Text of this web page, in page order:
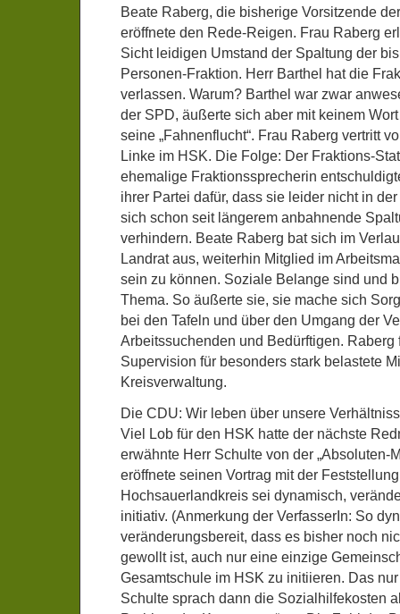
Beate Raberg, die bisherige Vorsitzende
eröffnete den Rede-Reigen. Frau Raberg
Sicht leidigen Umstand der Spaltung der
Personen-Fraktion. Herr Barthel hat die
verlassen. Warum? Barthel war zwar
der SPD, äußerte sich aber mit keinem
seine „Fahnenflucht“. Frau Raberg vertritt
Linke im HSK. Die Folge: Der Fraktions-
ehemalige Fraktionssprecherin
ihrer Partei dafür, dass sie leider nicht in
sich schon seit längerem anbahnende
verhindern. Beate Raberg bat sich im
Landrat aus, weiterhin Mitglied im
sein zu können. Soziale Belange sind und
Thema. So äußerte sie, sie mache sich
bei den Tafeln und über den Umgang der
Arbeitssuchenden und Bedürftigen.
Supervision für besonders stark belastete
Kreisverwaltung.
Die CDU: Wir leben über unsere
Viel Lob für den HSK hatte der nächste
erwähnte Herr Schulte von der „Absoluten-
eröffnete seinen Vortrag mit der
Hochsauerlandkreis sei dynamisch,
initiativ. (Anmerkung der VerfasserIn: So
veränderungsbereit, dass es bisher noch
gewollt ist, auch nur eine einzige
Gesamtschule im HSK zu initiieren. Das
Schulte sprach dann die Sozialhilfekosten